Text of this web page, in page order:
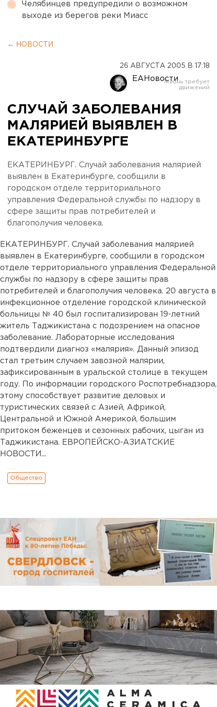
Челябинцев предупредили о возможном
выходе из берегов реки Миасс
← НОВОСТИ
26 АВГУСТА 2005 В 17:18
ЕАНовости
СЛУЧАЙ ЗАБОЛЕВАНИЯ
МАЛЯРИЕЙ ВЫЯВЛЕН В
ЕКАТЕРИНБУРГЕ
ЕКАТЕРИНБУРГ. Случай заболевания малярией
выявлен в Екатеринбурге, сообщили в
городском отделе территориального
управления Федеральной службы по надзору в
сфере защиты прав потребителей и
благополучия человека.
ЕКАТЕРИНБУРГ. Случай заболевания малярией
выявлен в Екатеринбурге, сообщили в городском
отделе территориального управления Федеральной
службы по надзору в сфере защиты прав
потребителей и благополучия человека. 20 августа в
инфекционное отделение городской клинической
больницы № 40 был госпитализирован 19-летний
житель Таджикистана с подозрением на опасное
заболевание. Лабораторные исследования
подтвердили диагноз «малярия». Данный эпизод
стал третьим случаем завозной малярии,
зафиксированным в уральской столице в текущем
году. По информации городского Роспотребнадзора,
этому способствует развитие деловых и
туристических связей с Азией, Африкой,
Центральной и Южной Америкой, большим
притоком беженцев и сезонных рабочих, цыган из
Таджикистана. ЕВРОПЕЙСКО-АЗИАТСКИЕ
НОВОСТИ...
Общество